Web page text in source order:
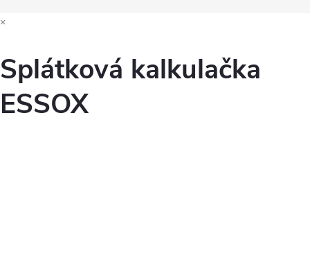
×
Splátková kalkulačka
ESSOX